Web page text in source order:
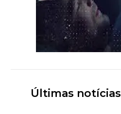
Últimas notícias